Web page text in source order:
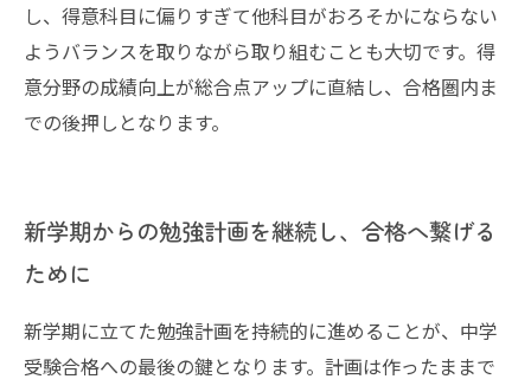
し、得意科目に偏りすぎて他科目がおろそかにならない
ようバランスを取りながら取り組むことも大切です。得
意分野の成績向上が総合点アップに直結し、合格圏内ま
での後押しとなります。
新学期からの勉強計画を継続し、合格へ繋げる
ために
新学期に立てた勉強計画を持続的に進めることが、中学
受験合格への最後の鍵となります。計画は作ったままで